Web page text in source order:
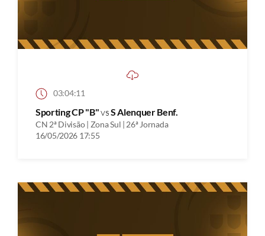
03:04:11
Sporting CP "B"vsS Alenquer Benf.
CN 2ª Divisão | Zona Sul | 26ª Jornada
16/05/2026 17:55